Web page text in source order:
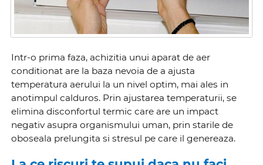
Intr-o prima faza, achizitia unui aparat de aer
conditionat are la baza nevoia de a ajusta
temperatura aerului la un nivel optim, mai ales in
anotimpul calduros. Prin ajustarea temperaturii, se
elimina disconfortul termic care are un impact
negativ asupra organismului uman, prin starile de
oboseala prelungita si stresul pe care il genereaza.